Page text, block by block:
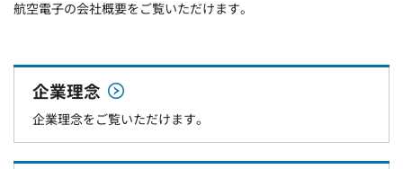
航空電子の会社概要をご覧いただけます。
企業理念
企業理念をご覧いただけます。